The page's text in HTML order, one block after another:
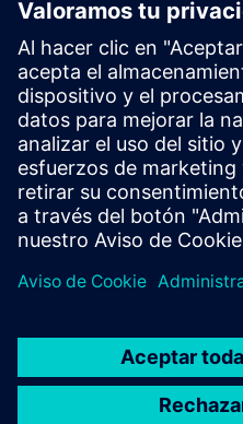
Información y
Sitio web Basler AG
Documentación del Basler
Cámaras Basler compatibles
Términos y condiciones
Demandas de hardware